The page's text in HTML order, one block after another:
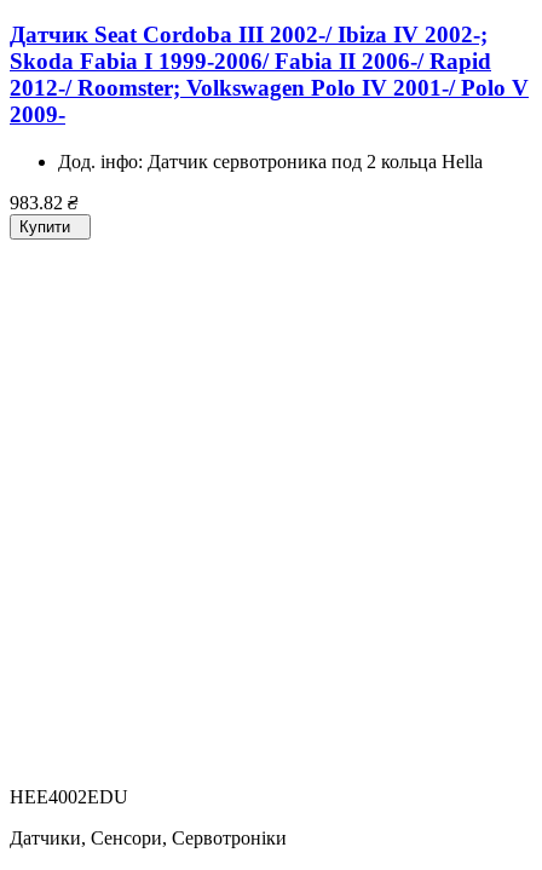
Датчик Seat Cordoba III 2002-/ Ibiza IV 2002-;
Skoda Fabia I 1999-2006/ Fabia II 2006-/ Rapid
2012-/ Roomster; Volkswagen Polo IV 2001-/ Polo V
2009-
Дод. інфо: Датчик сервотроника под 2 кольца Hella
983.82 ₴
Купити
HEE4002EDU
Датчики, Сенсори, Сервотроніки